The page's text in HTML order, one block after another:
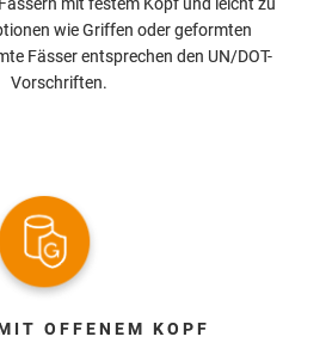
wie Griffen oder geformten
Fässer entsprechen den UN/DOT-
Vorschriften.
OFFENEM KOPF